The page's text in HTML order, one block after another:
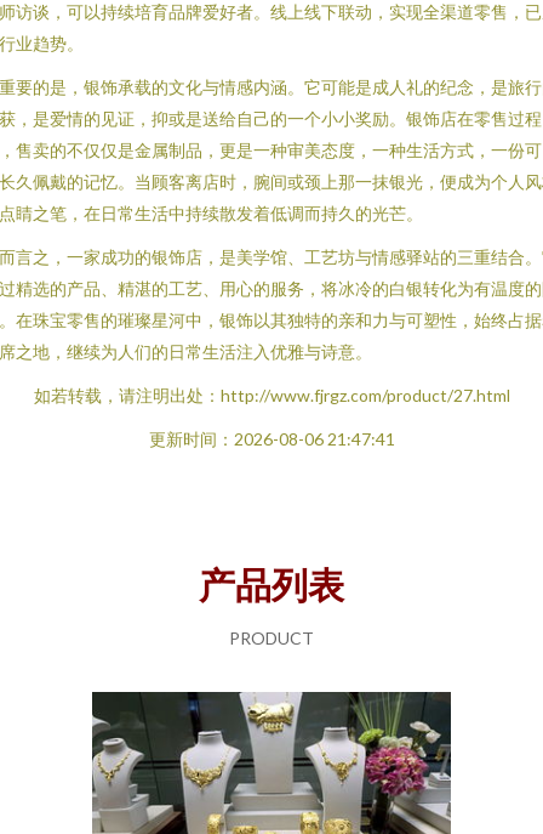
访谈，可以持续培育品牌爱好者。线上线下联动，实现全渠道零售，
业趋势。
要的是，银饰承载的文化与情感内涵。它可能是成人礼的纪念，是旅
，是爱情的见证，抑或是送给自己的一个小小奖励。银饰店在零售过程
售卖的不仅仅是金属制品，更是一种审美态度，一种生活方式，一份
久佩戴的记忆。当顾客离店时，腕间或颈上那一抹银光，便成为个人
睛之笔，在日常生活中持续散发着低调而持久的光芒。
言之，一家成功的银饰店，是美学馆、工艺坊与情感驿站的三重结合
精选的产品、精湛的工艺、用心的服务，将冰冷的白银转化为有温度
在珠宝零售的璀璨星河中，银饰以其独特的亲和力与可塑性，始终占
之地，继续为人们的日常生活注入优雅与诗意。
如若转载，请注明出处：http://www.fjrgz.com/product/27.html
更新时间：2026-08-06 21:47:41
产品列表
PRODUCT